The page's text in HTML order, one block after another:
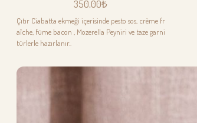
350,00₺
Çıtır Ciabatta ekmeği içerisinde pesto sos, crème fr
aîche, füme bacon , Mozerella Peyniri ve taze garni
türlerle hazırlanır..